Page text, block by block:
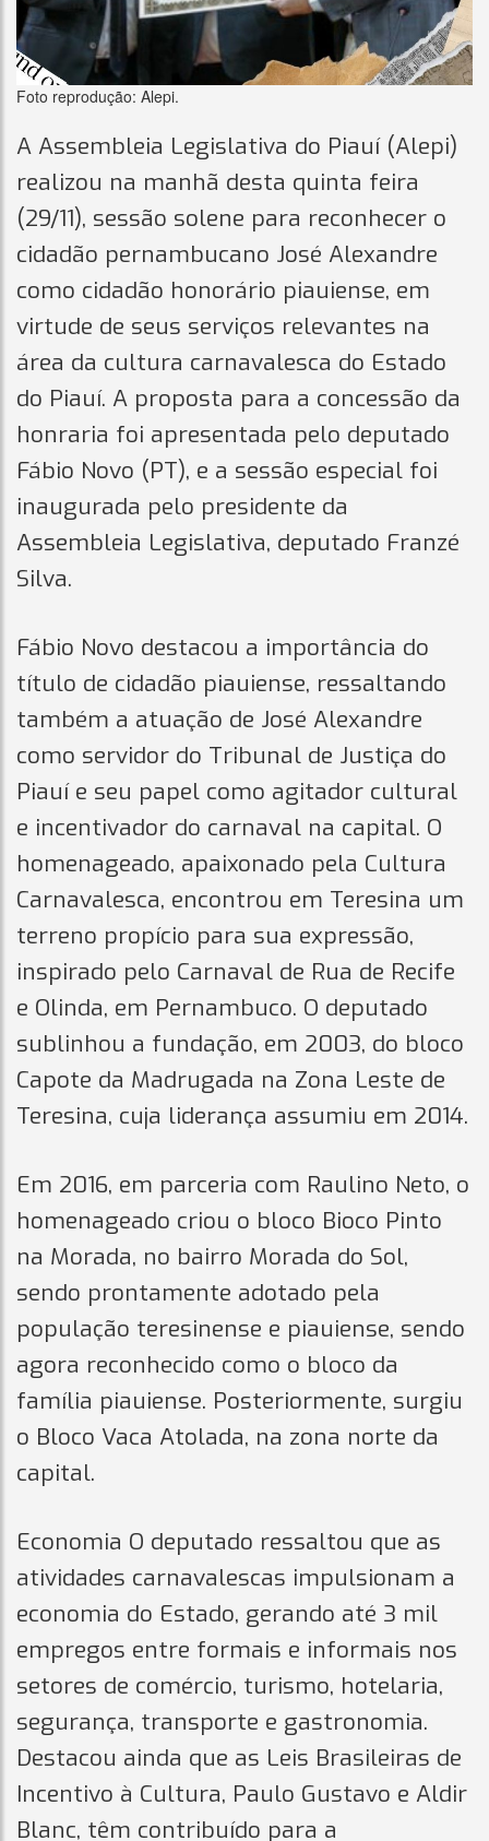
Foto reprodução: Alepi.
A Assembleia Legislativa do Piauí (Alepi)
realizou na manhã desta quinta feira
(29/11), sessão solene para reconhecer o
cidadão pernambucano José Alexandre
como cidadão honorário piauiense, em
virtude de seus serviços relevantes na
área da cultura carnavalesca do Estado
do Piauí. A proposta para a concessão da
honraria foi apresentada pelo deputado
Fábio Novo (PT), e a sessão especial foi
inaugurada pelo presidente da
Assembleia Legislativa, deputado Franzé
Silva.
Fábio Novo destacou a importância do
título de cidadão piauiense, ressaltando
também a atuação de José Alexandre
como servidor do Tribunal de Justiça do
Piauí e seu papel como agitador cultural
e incentivador do carnaval na capital. O
homenageado, apaixonado pela Cultura
Carnavalesca, encontrou em Teresina um
terreno propício para sua expressão,
inspirado pelo Carnaval de Rua de Recife
e Olinda, em Pernambuco. O deputado
sublinhou a fundação, em 2003, do bloco
Capote da Madrugada na Zona Leste de
Teresina, cuja liderança assumiu em 2014.
Em 2016, em parceria com Raulino Neto, o
homenageado criou o bloco Bioco Pinto
na Morada, no bairro Morada do Sol,
sendo prontamente adotado pela
população teresinense e piauiense, sendo
agora reconhecido como o bloco da
família piauiense. Posteriormente, surgiu
o Bloco Vaca Atolada, na zona norte da
capital.
Economia O deputado ressaltou que as
atividades carnavalescas impulsionam a
economia do Estado, gerando até 3 mil
empregos entre formais e informais nos
setores de comércio, turismo, hotelaria,
segurança, transporte e gastronomia.
Destacou ainda que as Leis Brasileiras de
Incentivo à Cultura, Paulo Gustavo e Aldir
Blanc, têm contribuído para a